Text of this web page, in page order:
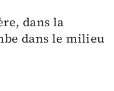
dans la
dans le milieu